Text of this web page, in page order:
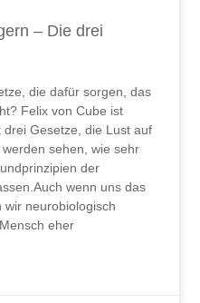
– Die drei
die dafür sorgen, das
Felix von Cube ist
Gesetze, die Lust auf
sehen, wie sehr
der
wenn uns das
wir neurobiologisch
eher